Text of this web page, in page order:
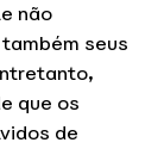
não
seus
que os
de